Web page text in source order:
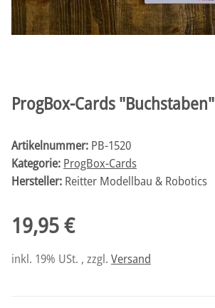
ProgBox-Cards "Buchstaben"
Artikelnummer: PB-1520
Kategorie: ProgBox-Cards
Hersteller: Reitter Modellbau & Robotics
19,95 €
inkl. 19% USt. , zzgl. Versand